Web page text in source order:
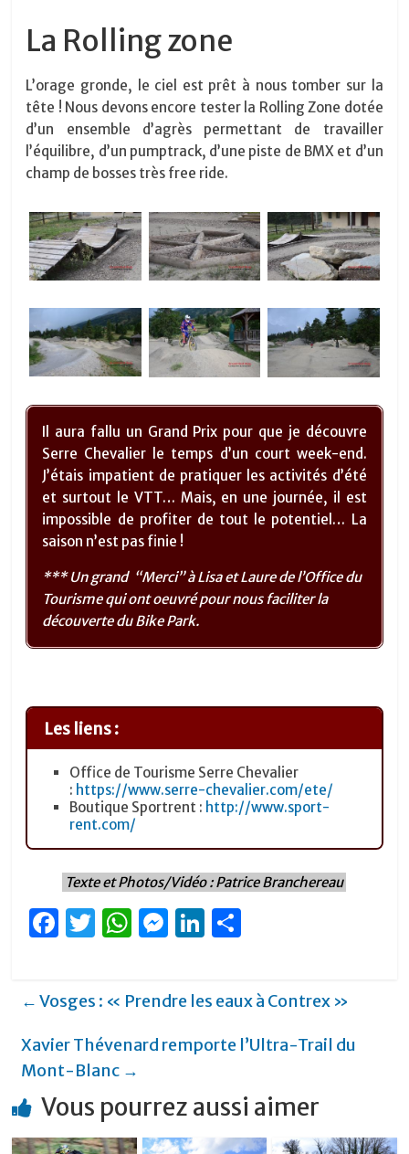
La Rolling zone
L’orage gronde, le ciel est prêt à nous tomber sur la
tête ! Nous devons encore tester la Rolling Zone dotée
d’un ensemble d’agrès permettant de travailler
l’équilibre, d’un pumptrack, d’une piste de BMX et d’un
champ de bosses très free ride.
Il aura fallu un Grand Prix pour que je découvre
Serre Chevalier le temps d’un court week-end.
J’étais impatient de pratiquer les activités d’été
et surtout le VTT… Mais, en une journée, il est
impossible de profiter de tout le potentiel… La
saison n’est pas finie !
*** Un grand “Merci” à Lisa et Laure de l’Office du
Tourisme qui ont oeuvré pour nous faciliter la
découverte du Bike Park.
Les liens :
Office de Tourisme Serre Chevalier
: https://www.serre-chevalier.com/ete/
Boutique Sportrent : http://www.sport-
rent.com/
Texte et Photos/Vidéo : Patrice Branchereau
F
e
b
o
o
k
T
te
r
W
s
A
p
p
M
e
n
er
Li
e
dI
g
er
← Vosges : « Prendre les eaux à Contrex »
Xavier Thévenard remporte l’Ultra-Trail du
Mont-Blanc →
Vous pourrez aussi aimer